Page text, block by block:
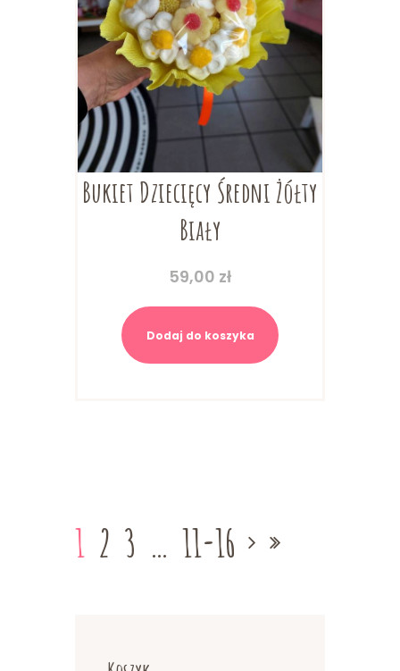
Bukiet Dziecięcy Średni Żółty
Biały
59,00 zł
Dodaj do koszyka
1 2 3 … 11-16